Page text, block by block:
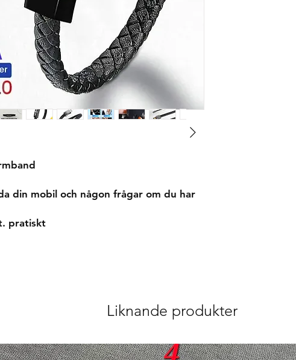
din mobil och någon frågar om du har
pratiskt
Liknande produkter